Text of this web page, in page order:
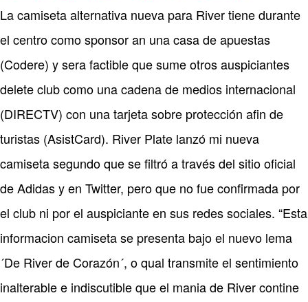
La camiseta alternativa nueva para River tiene durante
el centro como sponsor an una casa de apuestas
(Codere) y sera factible que sume otros auspiciantes
delete club como una cadena de medios internacional
(DIRECTV) con una tarjeta sobre protección afin de
turistas (AsistCard). River Plate lanzó mi nueva
camiseta segundo que se filtró a través del sitio oficial
de Adidas y en Twitter, pero que no fue confirmada por
el club ni por el auspiciante en sus redes sociales. “Esta
informacion camiseta se presenta bajo el nuevo lema
´De River de Corazón´, o qual transmite el sentimiento
inalterable e indiscutible que el mania de River contine